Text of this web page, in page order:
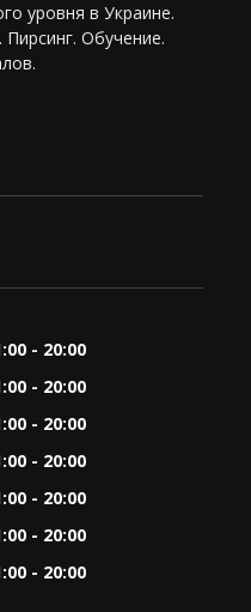
уровня в Украине.
Обучение.
- 20:00
- 20:00
- 20:00
- 20:00
- 20:00
- 20:00
- 20:00